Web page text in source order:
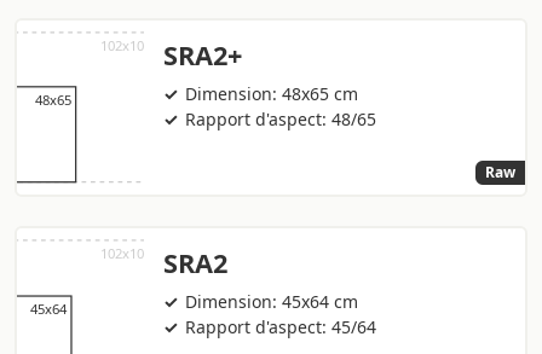
SRA2+
Dimension: 48x65 cm
Rapport d'aspect: 48/65
Raw
SRA2
Dimension: 45x64 cm
Rapport d'aspect: 45/64